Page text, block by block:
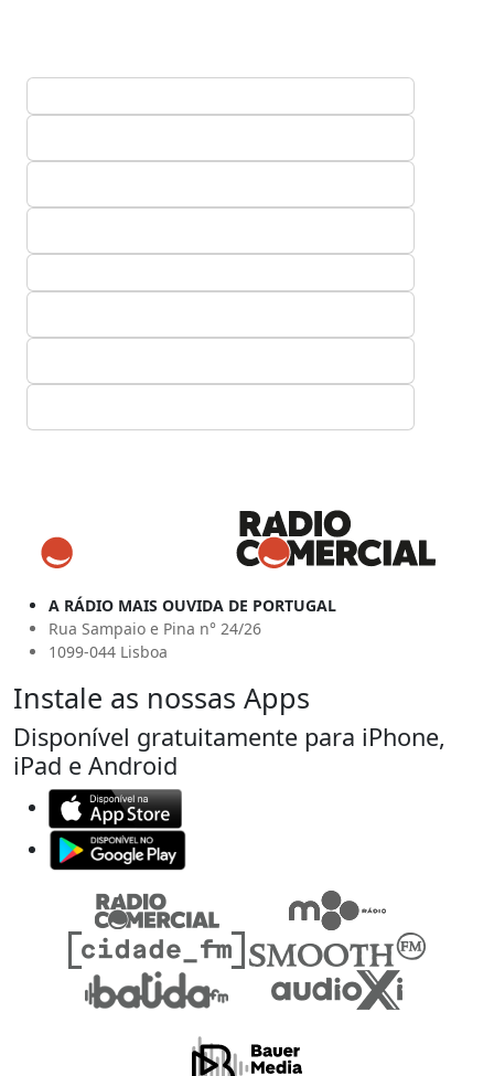
A RÁDIO MAIS OUVIDA DE PORTUGAL
Rua Sampaio e Pina n° 24/26
1099-044 Lisboa
Instale as nossas Apps
Disponível gratuitamente para iPhone,
iPad e Android